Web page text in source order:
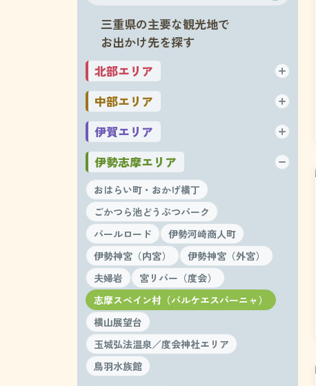
三重県の主要な観光地で
お出かけ先を探す
北部エリア
中部エリア
伊賀エリア
伊勢志摩エリア
おはらい町・おかげ横丁
ごかつら池どうぶつパーク
パールロード
伊勢河崎商人町
伊勢神宮（内宮）
伊勢神宮（外宮）
夫婦岩
宮リバー（度会）
志摩スペイン村（パルケエスパーニャ）
横山展望台
玉城弘法温泉／度会神社エリア
鳥羽水族館